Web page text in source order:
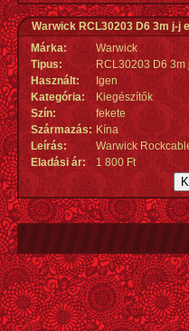
Warwick RCL30203 D6 3m j-j
Márka:
Warwick
Tipus:
RCL30203 D6 3m
Használt:
Igen
Kategória:
Kiegészítők
Szín:
fekete
Származás: Kína
Leírás:
Warwick
Eladási ár:
1 800 Ft